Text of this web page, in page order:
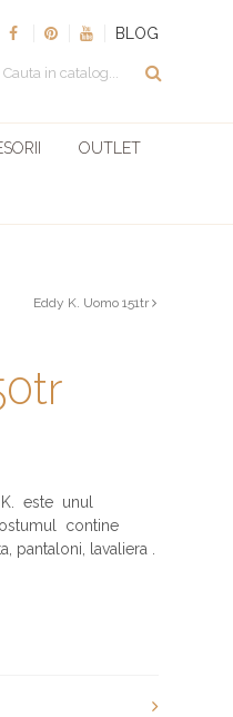
BLOG
OUTLET
Eddy K. Uomo 151tr
este unul
contine
lavaliera .